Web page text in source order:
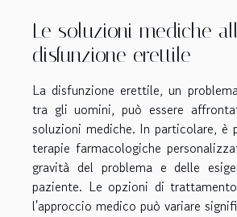
Le soluzioni mediche
disfunzione erettile
La disfunzione erettile, un
tra gli uomini, può essere
soluzioni mediche. In particolare, è
terapie farmacologiche
gravità del problema e delle
paziente. Le opzioni di
l'approccio medico può variare